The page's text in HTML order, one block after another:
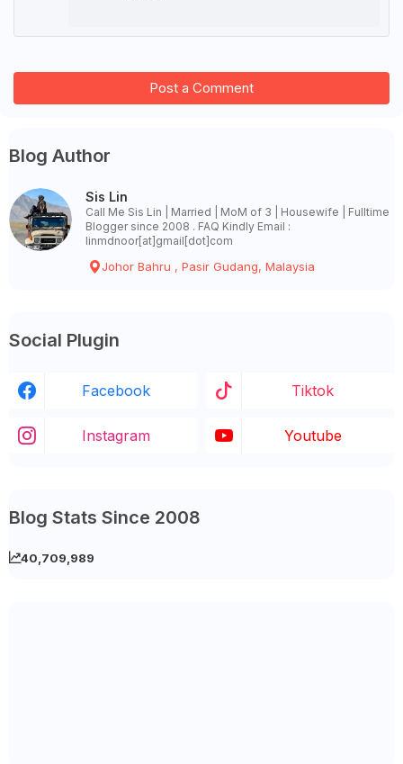
Post a Comment
Blog Author
Sis Lin
Call Me Sis Lin | Married | MoM of 3 | Housewife | Fulltime
Blogger since 2008 . FAQ Kindly Email :
linmdnoor[at]gmail[dot]com
Johor Bahru , Pasir Gudang, Malaysia
Social Plugin
Facebook Tiktok
Instagram Youtube
Blog Stats Since 2008
40,709,989